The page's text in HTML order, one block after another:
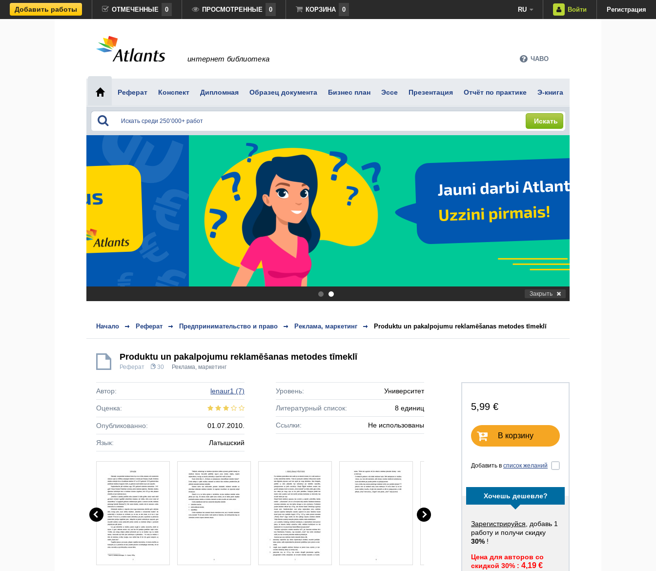
Добавить работы ОТМЕЧЕННЫЕ 0 ПРОСМОТРЕННЫЕ 0 КОРЗИНА 0 RU Войти Регистрация
интернет библиотека ЧАВО
Реферат Конспект Дипломная Образец документа Бизнес план Эссе Презентация Отчёт по практике Э-книга
Искать
. Закрыть
Начало Реферат Предпринимательство и право Реклама, маркетинг Produktu un pakalpojumu reklamēšanas metodes tīmeklī
Produktu un pakalpojumu reklamēšanas metodes tīmeklī
Реферат 30 Реклама, маркетинг
5,99 €
В корзину
Добавить в список желаний
Хочешь дешевле?
Зарегистрируйся , добавь 1
работу и получи скидку
30% !
Цена для авторов со
скидкой 30% : 4,19 €
Автор: lenaur1 (7)
Оценка:
Опубликованно: 01.07.2010.
Язык: Латышский
Уровень: Университет
Литературный список: 8 единиц
Ссылки: Не использованы